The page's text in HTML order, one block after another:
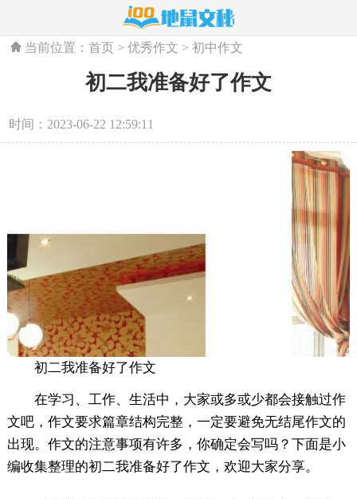
当前位置：首页 >优秀作文 >初中作文
初二我准备好了作文
时间：2023-06-22 12:59:11
初二我准备好了作文
在学习、工作、生活中，大家或多或少都会接触过作
文吧，作文要求篇章结构完整，一定要避免无结尾作文的
出现。作文的注意事项有许多，你确定会写吗？下面是小
编收集整理的初二我准备好了作文，欢迎大家分享。